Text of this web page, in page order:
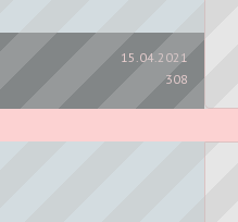
15.04.2021
308